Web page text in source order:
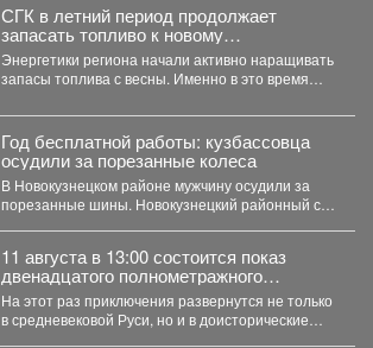
СГК в летний период продолжает
запасать топливо к новому
отопительному сезону
Энергетики региона начали активно наращивать
запасы топлива с весны. Именно в это время
Год бесплатной работы: кузбассовца
осудили за порезанные колеса
В Новокузнецком районе мужчину осудили за
порезанные шины. Новокузнецкий районный суд
11 августа в 13:00 состоится показ
двенадцатого полнометражного
мультфильма из знаменитой
«богатырской» франшизы - «Три
богатыря и Пуп Земли» (2023).
На этот раз приключения развернутся не только
в средневековой Руси, но и в доисторические